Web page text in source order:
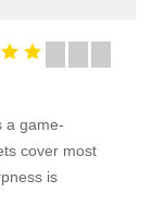
a game-
cover most
is